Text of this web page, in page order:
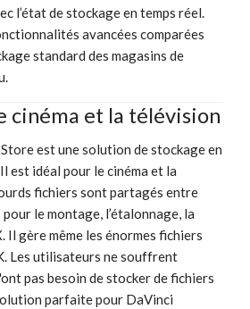
l’état de stockage en temps réel.
avancées comparées
standard des magasins de
cinéma et la télévision
est une solution de stockage en
est idéal pour le cinéma et la
fichiers sont partagés entre
le montage, l’étalonnage, la
Il gère même les énormes fichiers
Les utilisateurs ne souffrent
pas besoin de stocker de fichiers
parfaite pour DaVinci